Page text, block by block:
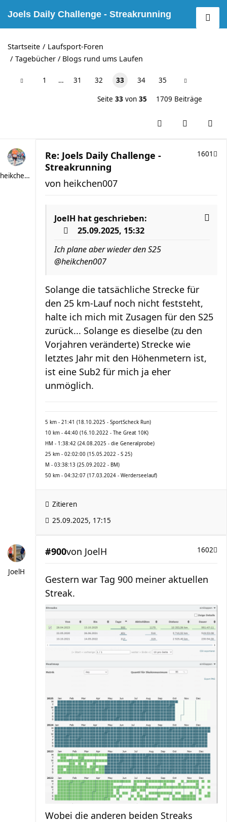
Joels Daily Challenge - Streakrunning
Startseite
Laufsport-Foren
Tagebücher / Blogs rund ums Laufen
1 … 31 32 33 34 35
Seite 33 von 35 1709 Beiträge
heikchen007
Re: Joels Daily Challenge -
Streakrunning
1601
von heikchen007
JoelH hat geschrieben:
25.09.2025, 15:32
Ich plane aber wieder den S25
@heikchen007
Solange die tatsächliche Strecke für
den 25 km-Lauf noch nicht feststeht,
halte ich mich mit Zusagen für den S25
zurück... Solange es dieselbe (zu den
Vorjahren veränderte) Strecke wie
letztes Jahr mit den Höhenmetern ist,
ist eine Sub2 für mich ja eher
unmöglich.
5 km - 21:41 (18.10.2025 - SportScheck Run)
10 km - 44:40 (16.10.2022 - The Great 10K)
HM - 1:38:42 (24.08.2025 - die Generalprobe)
25 km - 02:02:00 (15.05.2022 - S 25)
M - 03:38:13 (25.09.2022 - BM)
50 km - 04:32:07 (17.03.2024 - Werderseelauf)
Zitieren
25.09.2025, 17:15
JoelH
#900 1602
von JoelH
Gestern war Tag 900 meiner aktuellen
Streak.
Wobei die anderen beiden Streaks